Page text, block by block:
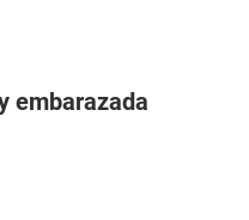
embarazada